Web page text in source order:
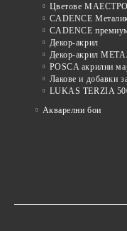
Цветове
CADENCE
CADENCE
Декор-акрил
Декор-акрил
POSCA акрилни
Лакове и добавки
LUKAS TERZIA
Акварелни бои